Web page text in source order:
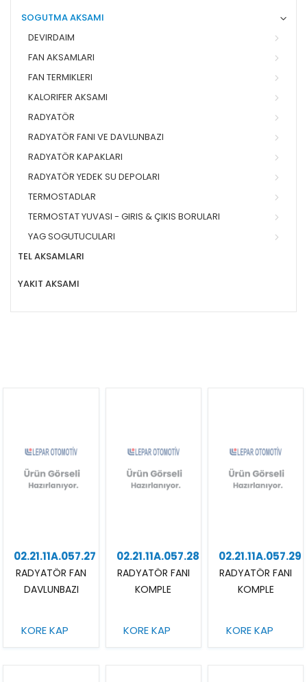
SOGUTMA AKSAMI
DEVIRDAIM
FAN AKSAMLARI
FAN TERMIKLERI
KALORIFER AKSAMI
RADYATÖR
RADYATÖR FANI VE DAVLUNBAZI
RADYATÖR KAPAKLARI
RADYATÖR YEDEK SU DEPOLARI
TERMOSTADLAR
TERMOSTAT YUVASI - GIRIS & ÇIKIS BORULARI
YAG SOGUTUCULARI
TEL AKSAMLARI
YAKIT AKSAMI
02.21.11A.057.27
RADYATÖR FAN
DAVLUNBAZI
KORE KAP
02.21.11A.057.28
RADYATÖR FANI
KOMPLE
KORE KAP
02.21.11A.057.29
RADYATÖR FANI
KOMPLE
KORE KAP